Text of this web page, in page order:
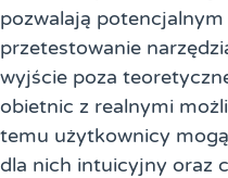
pozwalają
przetestowanie
wyjście poza
obietnic z realnymi
temu użytkownicy
dla nich intuicyjny oraz